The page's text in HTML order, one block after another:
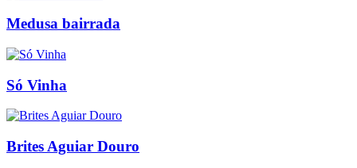
Medusa bairrada
Só Vinha
Brites Aguiar Douro